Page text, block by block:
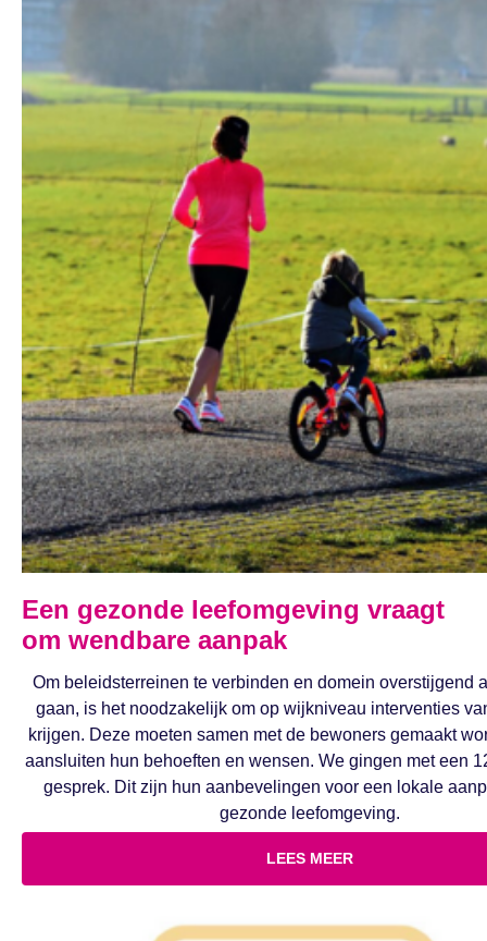
Een gezonde leefomgeving vraagt
om wendbare aanpak
Om beleidsterreinen te verbinden en domein overstijgend
gaan, is het noodzakelijk om op wijkniveau interventies
krijgen. Deze moeten samen met de bewoners gemaakt
aansluiten hun behoeften en wensen. We gingen met een
gesprek. Dit zijn hun aanbevelingen voor een lokale
gezonde leefomgeving.
LEES MEER